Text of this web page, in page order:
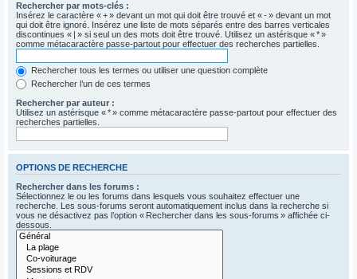
Rechercher par mots-clés :
Insérez le caractère « + » devant un mot qui doit être trouvé et « - » devant un mot
qui doit être ignoré. Insérez une liste de mots séparés entre des barres verticales
discontinues « | » si seul un des mots doit être trouvé. Utilisez un astérisque « * »
comme métacaractère passe-partout pour effectuer des recherches partielles.
Rechercher tous les termes ou utiliser une question complète
Rechercher l’un de ces termes
Rechercher par auteur :
Utilisez un astérisque « * » comme métacaractère passe-partout pour effectuer des
recherches partielles.
OPTIONS DE RECHERCHE
Rechercher dans les forums :
Sélectionnez le ou les forums dans lesquels vous souhaitez effectuer une
recherche. Les sous-forums seront automatiquement inclus dans la recherche si
vous ne désactivez pas l’option « Rechercher dans les sous-forums » affichée ci-
dessous.